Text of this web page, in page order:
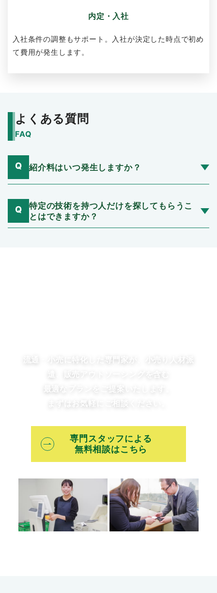
内定・入社
入社条件の調整もサポート。入社が決定した時点で初め
て費用が発生します。
よくある質問
FAQ
Q 紹介料はいつ発生しますか？
Q
特定の技術を持つ人だけを探してもらうこ
とはできますか？
流通・小売に特化した専門家が、小売り人材派
遣、販売アウトソーシングを含む
最適なプランをご提案いたします。
まずはお気軽にご相談ください。
専門スタッフによる
無料相談はこちら